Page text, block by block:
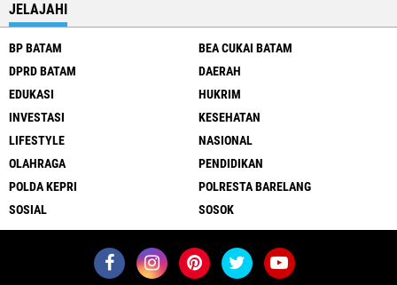
JELAJAHI
BP BATAM
BEA CUKAI BATAM
DPRD BATAM
DAERAH
EDUKASI
HUKRIM
INVESTASI
KESEHATAN
LIFESTYLE
NASIONAL
OLAHRAGA
PENDIDIKAN
POLDA KEPRI
POLRESTA BARELANG
SOSIAL
SOSOK